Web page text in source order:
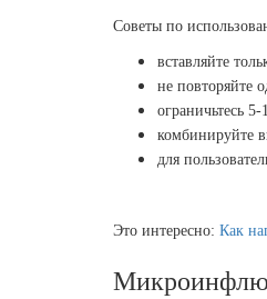
Советы по
вставляйте
не повторяйте
ограничьтесь
комбинируйте
для
Это интересно: Как